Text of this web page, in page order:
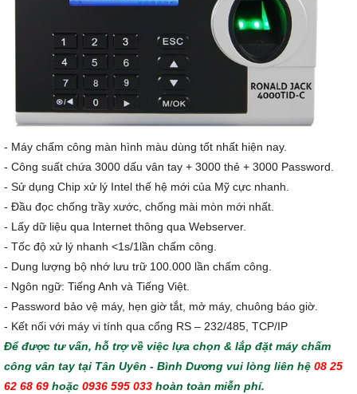
- Máy chấm công màn hình màu dùng tốt nhất hiện nay.
- Công suất chứa 3000 dấu vân tay + 3000 thẻ + 3000 Password.
- Sử dụng Chip xử lý Intel thế hệ mới của Mỹ cực nhanh.
- Đầu đọc chống trầy xước, chống mài mòn mới nhất.
- Lấy dữ liệu qua Internet thông qua Webserver.
- Tốc độ xử lý nhanh <1s/1lần chấm công.
- Dung lượng bộ nhớ lưu trữ 100.000 lần chấm công.
- Ngôn ngữ: Tiếng Anh và Tiếng Việt.
- Password bảo vệ máy, hẹn giờ tắt, mở máy, chuông báo giờ.
- Kết nối với máy vi tính qua cổng RS – 232/485, TCP/IP
Để được tư vấn, hỗ trợ về việc lựa chọn & lắp đặt máy chấm
công vân tay tại Tân Uyên - Bình Dương vui lòng liên hệ 08 25
62 68 69 hoặc 0936 595 033 hoàn toàn miễn phí.